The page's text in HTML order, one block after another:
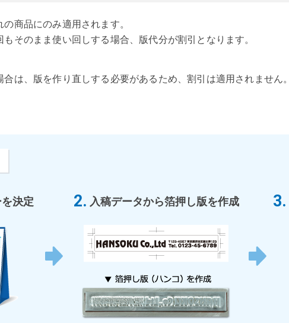
商品にのみ適用されます。
そのまま使い回しする場合、版代分が割引となります。
合は、版を作り直しする必要があるため、割引は適用されません
決定 入稿データから箔押し版を作成